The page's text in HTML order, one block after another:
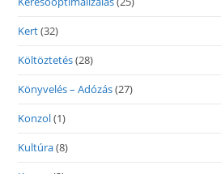
Kert(32)
Költöztetés(28)
Könyvelés – Adózás(27)
Konzol(1)
Kultúra(8)